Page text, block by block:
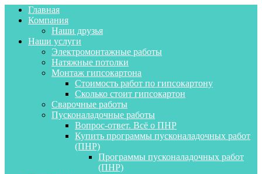
Главная
Компания
Наши друзья
Наши услуги
Электромонтажные работы
Натяжные потолки
Монтаж гипсокартона
Стоимость работ по гипсокартону
Сколько стоит гипсокартон
Сварочные работы
Пусконаладочные работы
Вопрос-ответ. Всё о ПНР
Купить программы пусконаладочных работ
(ПНР)
Программы пусконаладочных работ
(ПНР)